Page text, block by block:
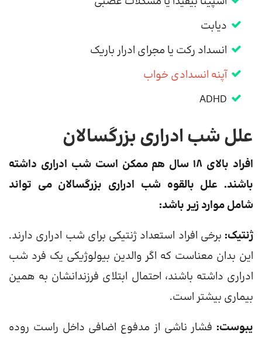
دیابت
انسداد رکت یا مجرای ادرار باریک
آپنه انسدادی خواب
ADHD
علل شب ادراری بزرگسالان
افراد بالای 18 سال هم ممکن است شب ادراری داشته
باشند. علل بالقوه شب ادراری بزرگسالان می تواند
شامل موارد زیر باشد:
ژنتیک: برخی افراد استعداد ژنتیکی برای شب ادراری دارند.
این بدان معناست که اگر والدین بیولوژیکی یک فرد شب
ادراری داشته باشند، احتمال ابتلای فرزندانشان به همین
بیماری بیشتر است.
یبوست: فشار ناشی از مدفوع اضافی داخل راست روده